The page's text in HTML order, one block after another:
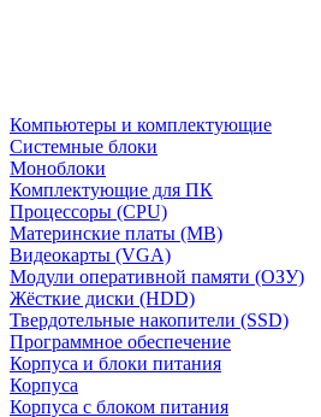
Компьютеры и комплектующие
Системные блоки
Моноблоки
Комплектующие для ПК
Процессоры (CPU)
Материнские платы (MB)
Видеокарты (VGA)
Модули оперативной памяти (ОЗУ)
Жёсткие диски (HDD)
Твердотельные накопители (SSD)
Программное обеспечение
Корпуса и блоки питания
Корпуса
Корпуса с блоком питания